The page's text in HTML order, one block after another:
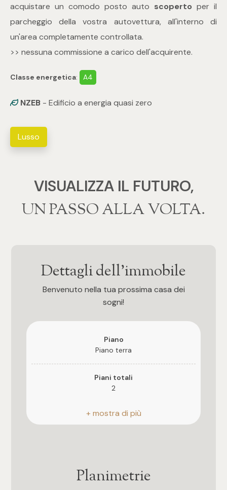
acquistare un comodo posto auto scoperto per il
parcheggio della vostra autovettura, all'interno di
un'area completamente controllata.
>> nessuna commissione a carico dell'acquirente.
Classe energetica: A4
NZEB - Edificio a energia quasi zero
Lusso
VISUALIZZA IL FUTURO,
‍‍UN PASSO ALLA VOLTA.
Dettagli dell'immobile
Benvenuto nella tua prossima casa dei
sogni!
Piano
Piano terra
Piani totali
2
Riscaldamento
Autonomo
Planimetrie
3
4
5
Bagni
1
Qualsiasi